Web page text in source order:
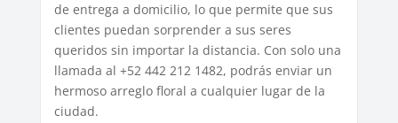
de entrega a domicilio, lo que permite que sus
clientes puedan sorprender a sus seres
queridos sin importar la distancia. Con solo una
llamada al +52 442 212 1482, podrás enviar un
hermoso arreglo floral a cualquier lugar de la
ciudad.